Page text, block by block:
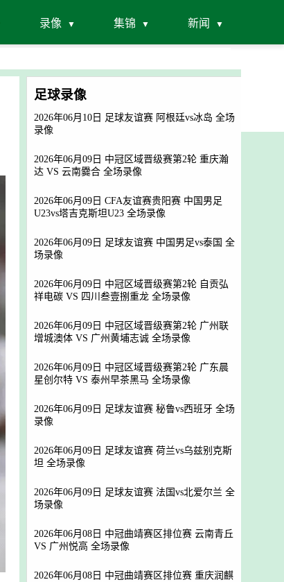
录像 集锦 新闻
足球录像
2026年06月10日 足球友谊赛 阿根廷vs冰岛 全场
录像
2026年06月09日 中冠区域晋级赛第2轮 重庆瀚
达 VS 云南爨合 全场录像
2026年06月09日 CFA友谊赛贵阳赛 中国男足
U23vs塔吉克斯坦U23 全场录像
2026年06月09日 足球友谊赛 中国男足vs泰国 全
场录像
2026年06月09日 中冠区域晋级赛第2轮 自贡弘
祥电碳 VS 四川叁壹捌重龙 全场录像
2026年06月09日 中冠区域晋级赛第2轮 广州联
增城澳体 VS 广州黄埔志诚 全场录像
2026年06月09日 中冠区域晋级赛第2轮 广东晨
星创尔特 VS 泰州早茶黑马 全场录像
2026年06月09日 足球友谊赛 秘鲁vs西班牙 全场
录像
2026年06月09日 足球友谊赛 荷兰vs乌兹别克斯
坦 全场录像
2026年06月09日 足球友谊赛 法国vs北爱尔兰 全
场录像
2026年06月08日 中冠曲靖赛区排位赛 云南青丘
VS 广州悦高 全场录像
2026年06月08日 中冠曲靖赛区排位赛 重庆润麒